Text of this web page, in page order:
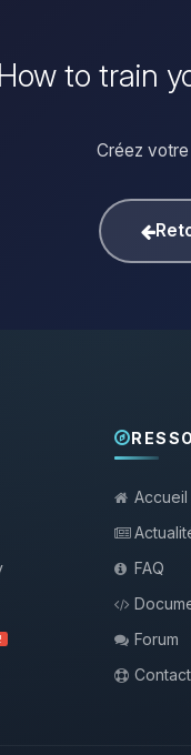
to train
Créez votre
Accueil
FAQ
Forum